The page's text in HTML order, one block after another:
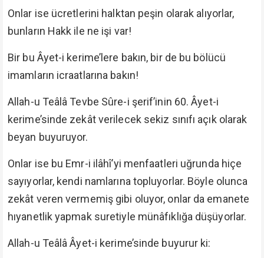
Onlar ise ücretlerini halktan peşin olarak alıyorlar,
bunların Hakk ile ne işi var!
Bir bu Âyet-i kerime’lere bakın, bir de bu bölücü
imamların icraatlarına bakın!
Allah-u Teâlâ Tevbe Sûre-i şerif’inin 60. Âyet-i
kerime’sinde zekât verilecek sekiz sınıfı açık olarak
beyan buyuruyor.
Onlar ise bu Emr-i ilâhî’yi menfaatleri uğrunda hiçe
sayıyorlar, kendi namlarına topluyorlar. Böyle olunca
zekât veren vermemiş gibi oluyor, onlar da emanete
hıyanetlik yapmak suretiyle münâfıklığa düşüyorlar.
Allah-u Teâlâ Âyet-i kerime’sinde buyurur ki: